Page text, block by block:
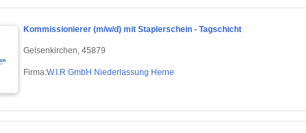
Kommissionierer (m/w/d) mit Staplerschein - Tagschicht
Gelsenkirchen, 45879
Firma:W.I.R GmbH Niederlassung Herne